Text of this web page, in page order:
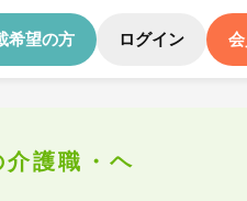
希望の方 ログイン
護職・ヘ